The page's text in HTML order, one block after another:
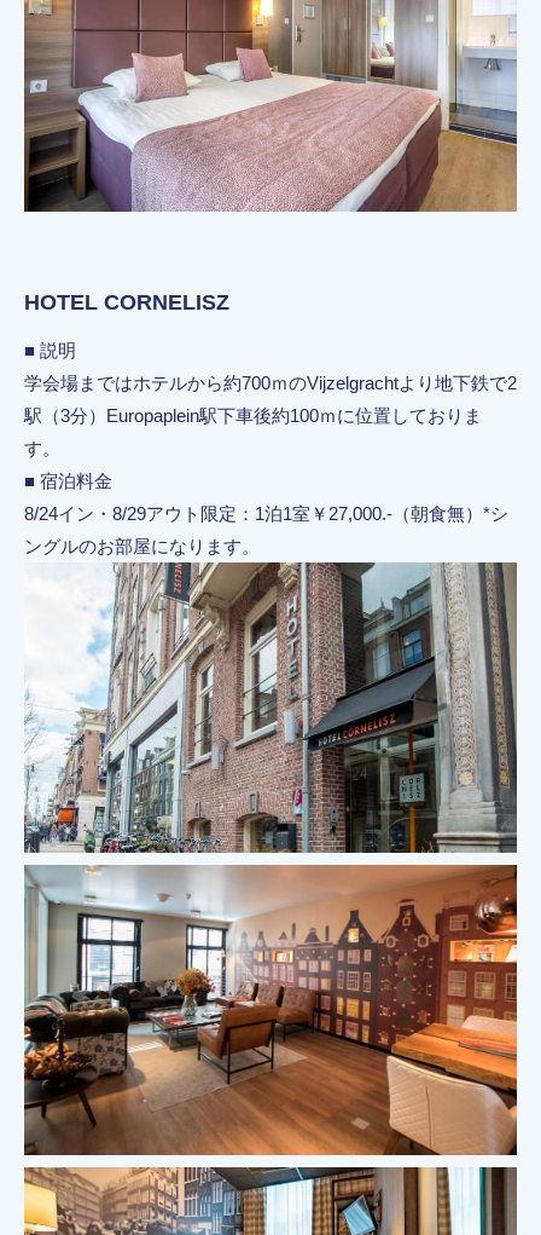
HOTEL CORNELISZ
■ 説明
学会場まではホテルから約700ｍのVijzelgrachtより地下鉄で2
駅（3分）Europaplein駅下車後約100ｍに位置しておりま
す。
■ 宿泊料金
8/24イン・8/29アウト限定：1泊1室￥27,000.-（朝食無）*シ
ングルのお部屋になります。